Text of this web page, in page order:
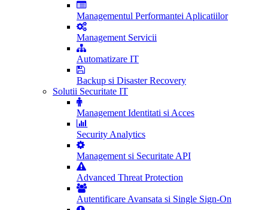
Managementul Performantei Aplicatiilor
Management Servicii
Automatizare IT
Backup si Disaster Recovery
Solutii Securitate IT
Management Identitati si Acces
Security Analytics
Management si Securitate API
Advanced Threat Protection
Autentificare Avansata si Single Sign-On